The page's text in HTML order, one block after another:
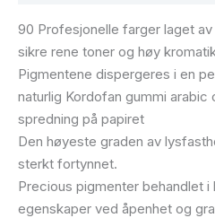
90 Profesjonelle farger laget
sikre rene toner og høy
Pigmentene dispergeres i en
naturlig Kordofan gummi
spredning på papiret
Den høyeste graden av
sterkt fortynnet.
Precious pigmenter behandlet i
egenskaper ved åpenhet og